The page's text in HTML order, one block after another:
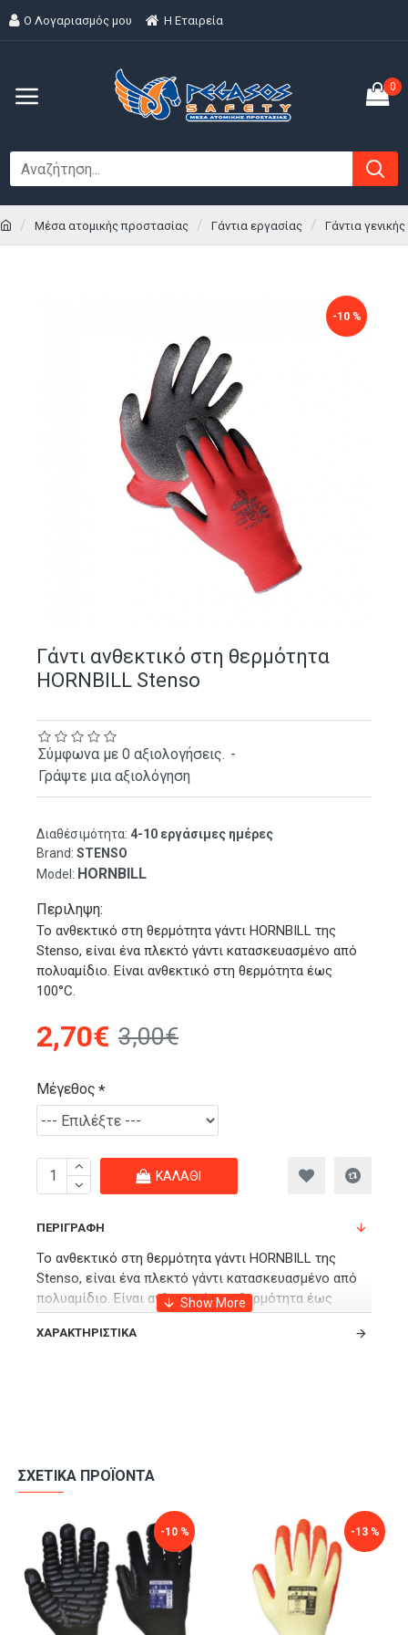
Ο Λογαριασμός μου H Εταιρεία
0
Μέσα ατομικής προστασίας Γάντια εργασίας Γάντια
-10 %
Γάντι ανθεκτικό στη θερμότητα
HORNBILL Stenso
Διαθέσιμότητα: 4-10 εργάσιμες ημέρες
Brand: STENSO
Model: HORNBILL
Σύμφωνα με 0 αξιολογήσεις. -
Γράψτε μια αξιολόγηση
Περιληψη:
Το ανθεκτικό στη θερμότητα γάντι HORNBILL της
Stenso, είναι ένα πλεκτό γάντι κατασκευασμένο από
πολυαμίδιο. Είναι ανθεκτικό στη θερμότητα έως
100°C.
2,70€ 3,00€
Μέγεθος
ΚΑΛΆΘΙ
ΠΕΡΙΓΡΑΦΉ
Το ανθεκτικό στη θερμότητα γάντι HORNBILL της
Stenso, είναι ένα πλεκτό γάντι κατασκευασμένο από
πολυαμίδιο. Είναι ανθεκτικό στη θερμότητα έως
100°C.
Είναι πλεκτό και ανθεκτικό στη θερμότητα έως 100°C.
είναι κατάλληλο για μηχανολογικές εργασίες,
εφοδιασμό, συντήρηση, κηπουρική και κατασκευές.
Είναι κατασκευασμένο σύμφωνα με το πρότυπο
ασφαλείας EN 388:2016 3122X, EN 420:2003+A1:2009,
EN 407:2004 X2XXXX.
ΧΑΡΑΚΤΗΡΙΣΤΙΚΆ
ΣΧΕΤΙΚΆ ΠΡΟΪΌΝΤΑ
-10 % -13 %